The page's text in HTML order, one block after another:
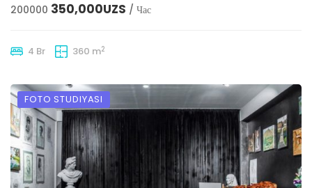
200000 350,000UZS / Час
4 Br 360 m2
FOTO STUDIYASI